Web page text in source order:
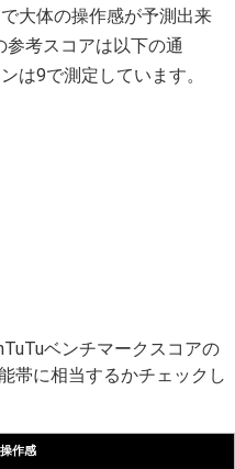
大体の操作感が予測出来
参考スコアは以下の通
は9で測定しています。
ベンチマークスコアの
帯に相当するかチェックし
作感